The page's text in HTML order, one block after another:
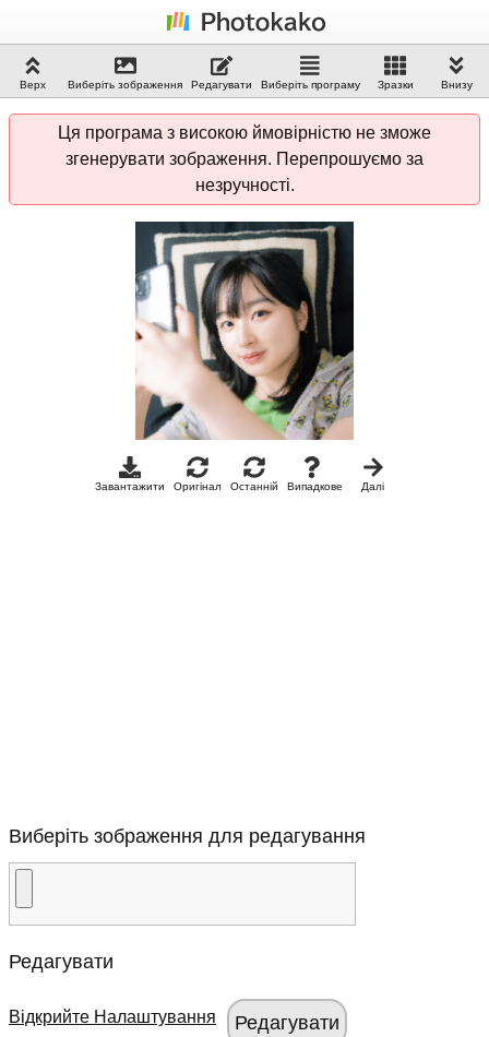
Верх Виберіть зображення Редагувати Виберіть програму Зразки Внизу
Ця програма з високою ймовірністю не зможе
згенерувати зображення. Перепрошуємо за
незручності.
Завантажити Оригінал Останній Випадкове Далі
Виберіть зображення для редагування
Редагувати
Відкрийте Налаштування